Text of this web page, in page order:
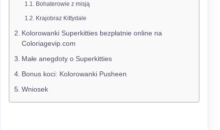
Bohaterowie z misją
Krajobraz Kittydale
Kolorowanki Superkitties bezpłatnie online na
Coloriagevip.com
Małe anegdoty o Superkitties
Bonus koci: Kolorowanki Pusheen
Wniosek